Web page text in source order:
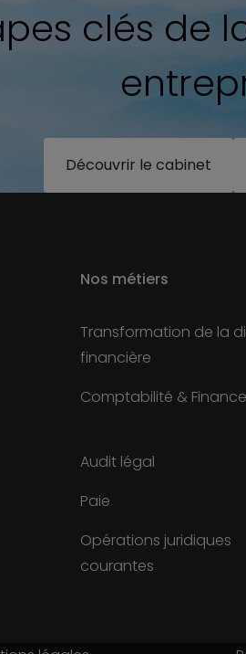
clés de
Découvrir le cabinet
Nos métiers
Transformation de la
financière
Comptabilité & Finance
Audit légal
Paie
Opérations juridiques
courantes